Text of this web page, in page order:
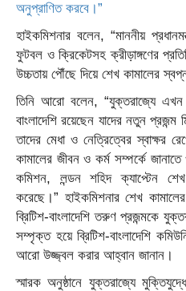
অনুপ্রাণিত করবে।”
হাইকমিশনার বলেন, “মাননীয়
ফুটবল ও ক্রিকেটসহ ক্রীড়াঙ্গণের
উচ্চতায় পৌঁছে দিয়ে শেখ কামালের
তিনি আরো বলেন, “যুক্তরাজ্যে
বাংলাদেশি রয়েছেন যাদের নতুন প্রজন্ম
তাদের মেধা ও নেত্রিত্বের স্বাক্ষর
কামালের জীবন ও কর্ম সম্পর্কে জানাতে
কমিশন, লন্ডনশহিদক্যাপ্টেন শেখ
করেছে ।” হাইকমিশনারশেখ
ব্রিটিশ-বাংলাদেশি তরুণপ্রজন্মকে
সম্পৃক্ত হয়ে ব্রিটিশ-বাংলাদেশি
আরো উজ্জ্বল করার আহ্বান জানান।
স্মারক অনুষ্ঠানে যুক্তরাজ্যে